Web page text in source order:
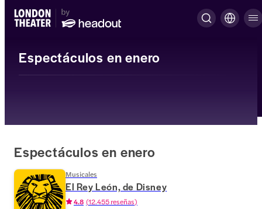
Espectáculos en enero
Espectáculos en enero
Musicales
El Rey León, de Disney
4.8 (12.455 reseñas)